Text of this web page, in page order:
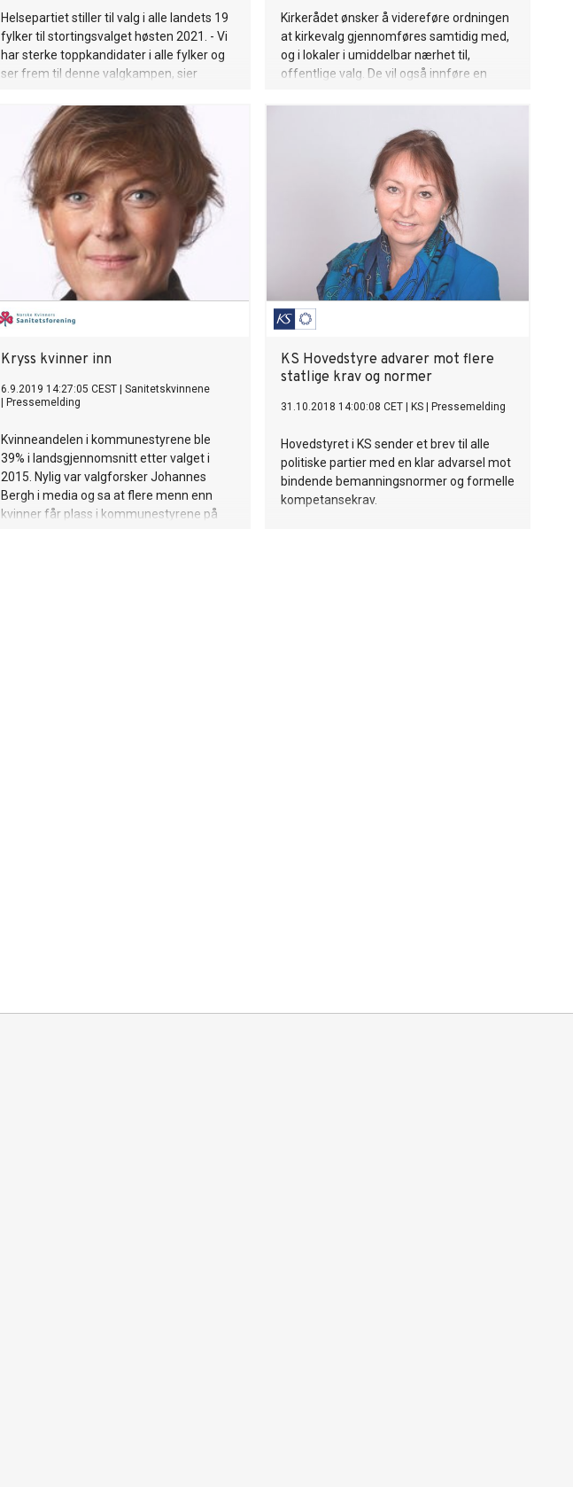
Helsepartiet stiller til valg i alle landets 19
fylker til stortingsvalget høsten 2021. - Vi
har sterke toppkandidater i alle fylker og
ser frem til denne valgkampen, sier
Kirkerådet ønsker å videreføre ordningen
at kirkevalg gjennomføres samtidig med,
og i lokaler i umiddelbar nærhet til,
offentlige valg. De vil også innføre en
Kryss kvinner inn
6.9.2019 14:27:05 CEST
Sanitetskvinnene
Pressemelding
Kvinneandelen i kommunestyrene ble
39% i landsgjennomsnitt etter valget i
2015. Nylig var valgforsker Johannes
Bergh i media og sa at flere menn enn
kvinner får plass i kommunestyrene på
KS Hovedstyre advarer mot flere
statlige krav og normer
31.10.2018 14:00:08 CET KS Pressemelding
Hovedstyret i KS sender et brev til alle
politiske partier med en klar advarsel mot
bindende bemanningsnormer og formelle
kompetansekrav.